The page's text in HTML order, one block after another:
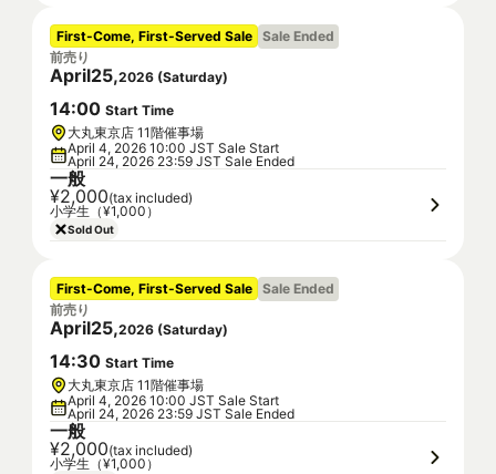
First-Come, First-Served Sale Sale Ended
前売り
April25,2026 (Saturday)
14:00 Start Time
大丸東京店 11階催事場
April 4, 2026 10:00 JST Sale Start
April 24, 2026 23:59 JST Sale Ended
一般
¥2,000(tax included)
小学生（¥1,000）
Sold Out
First-Come, First-Served Sale Sale Ended
前売り
April25,2026 (Saturday)
14:30 Start Time
大丸東京店 11階催事場
April 4, 2026 10:00 JST Sale Start
April 24, 2026 23:59 JST Sale Ended
一般
¥2,000(tax included)
小学生（¥1,000）